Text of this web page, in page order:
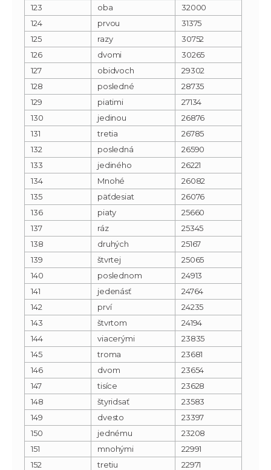
123
oba
32000
124
prvou
31375
125
razy
30752
126
dvomi
30265
127
obidvoch
29302
128
posledné
28735
129
piatimi
27134
130
jedinou
26876
131
tretia
26785
132
posledná
26590
133
jediného
26221
134
Mnohé
26082
135
päťdesiat
26076
136
piaty
25660
137
ráz
25345
138
druhých
25167
139
štvrtej
25065
140
poslednom
24913
141
jedenásť
24764
142
prví
24235
143
štvrtom
24194
144
viacerými
23835
145
troma
23681
146
dvom
23654
147
tisíce
23628
148
štyridsať
23583
149
dvesto
23397
150
jednému
23208
151
mnohými
22991
152
tretiu
22971